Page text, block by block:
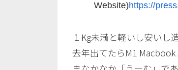
Website)https://
１Kg未満と軽いし安いし
去年出てたらM1